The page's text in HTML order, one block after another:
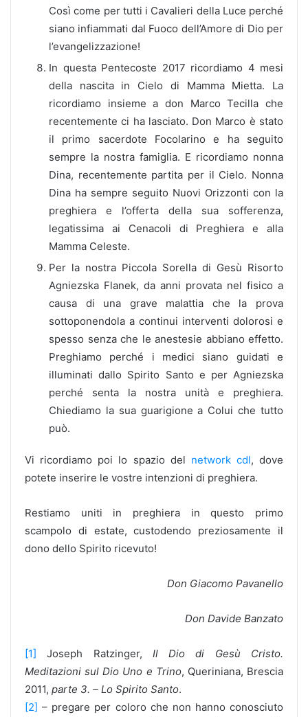
Così come per tutti i Cavalieri della Luce perché
siano infiammati dal Fuoco dell’Amore di Dio per
l’evangelizzazione!
In questa Pentecoste 2017 ricordiamo 4 mesi
della nascita in Cielo di Mamma Mietta. La
ricordiamo insieme a don Marco Tecilla che
recentemente ci ha lasciato. Don Marco è stato
il primo sacerdote Focolarino e ha seguito
sempre la nostra famiglia. E ricordiamo nonna
Dina, recentemente partita per il Cielo. Nonna
Dina ha sempre seguito Nuovi Orizzonti con la
preghiera e l’offerta della sua sofferenza,
legatissima ai Cenacoli di Preghiera e alla
Mamma Celeste.
Per la nostra Piccola Sorella di Gesù Risorto
Agniezska Flanek, da anni provata nel fisico a
causa di una grave malattia che la prova
sottoponendola a continui interventi dolorosi e
spesso senza che le anestesie abbiano effetto.
Preghiamo perché i medici siano guidati e
illuminati dallo Spirito Santo e per Agniezska
perché senta la nostra unità e preghiera.
Chiediamo la sua guarigione a Colui che tutto
può.
Vi ricordiamo poi lo spazio del network cdl, dove
potete inserire le vostre intenzioni di preghiera.
Restiamo uniti in preghiera in questo primo
scampolo di estate, custodendo preziosamente il
dono dello Spirito ricevuto!
Don Giacomo Pavanello
Don Davide Banzato
[1] Joseph Ratzinger, Il Dio di Gesù Cristo.
Meditazioni sul Dio Uno e Trino, Queriniana, Brescia
2011, parte 3. – Lo Spirito Santo.
[2] – pregare per coloro che non hanno conosciuto